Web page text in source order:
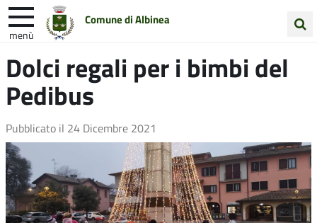
Comune di Albinea
menù
nel
sito
Entra in Comune Vivi Albinea
Dolci regali per i bimbi del
Pedibus
Pubblicato il 24 Dicembre 2021